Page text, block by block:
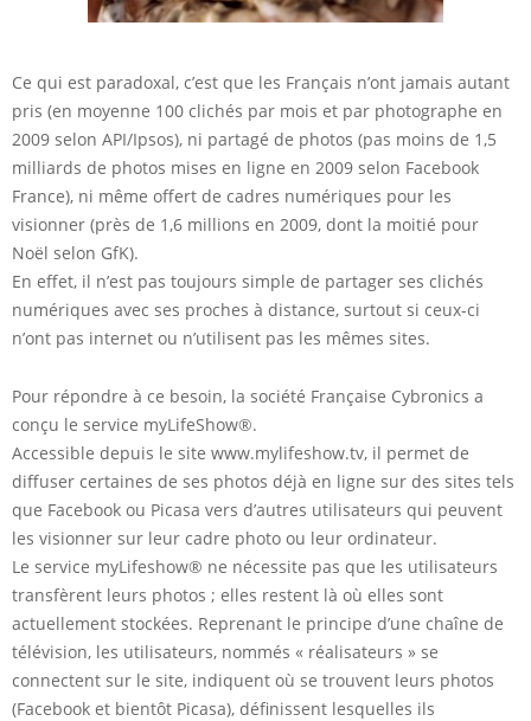
Ce qui est paradoxal, c’est que les Français n’ont jamais autant
pris (en moyenne 100 clichés par mois et par photographe en
2009 selon API/Ipsos), ni partagé de photos (pas moins de 1,5
milliards de photos mises en ligne en 2009 selon Facebook
France), ni même offert de cadres numériques pour les
visionner (près de 1,6 millions en 2009, dont la moitié pour
Noël selon GfK).
En effet, il n’est pas toujours simple de partager ses clichés
numériques avec ses proches à distance, surtout si ceux-ci
n’ont pas internet ou n’utilisent pas les mêmes sites.
Pour répondre à ce besoin, la société Française Cybronics a
conçu le service myLifeShow®.
Accessible depuis le site www.mylifeshow.tv, il permet de
diffuser certaines de ses photos déjà en ligne sur des sites tels
que Facebook ou Picasa vers d’autres utilisateurs qui peuvent
les visionner sur leur cadre photo ou leur ordinateur.
Le service myLifeshow® ne nécessite pas que les utilisateurs
transfèrent leurs photos ; elles restent là où elles sont
actuellement stockées. Reprenant le principe d’une chaîne de
télévision, les utilisateurs, nommés « réalisateurs » se
connectent sur le site, indiquent où se trouvent leurs photos
(Facebook et bientôt Picasa), définissent lesquelles ils